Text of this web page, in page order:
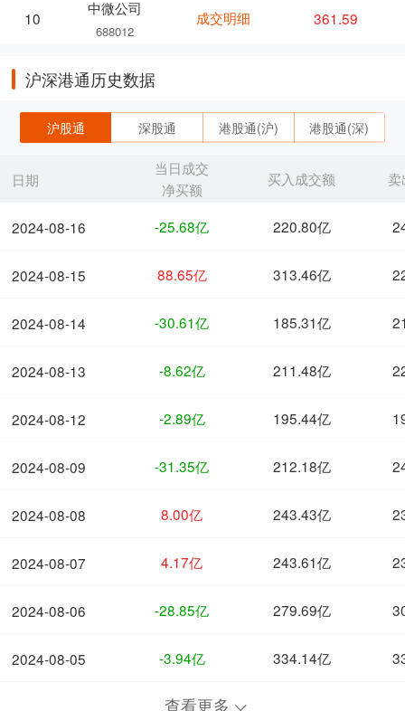
10
中微公司
688012
成交明细 361.59
沪深港通历史数据
沪股通 深股通 港股通(沪) 港股通(深)
日期
2024-08-16
2024-08-15
2024-08-14
2024-08-13
2024-08-12
2024-08-09
2024-08-08
2024-08-07
2024-08-06
2024-08-05
当日成交
净买额
买入成交额 卖
-25.68亿 220.80亿
88.65亿 313.46亿
-30.61亿 185.31亿
-8.62亿 211.48亿
-2.89亿 195.44亿
-31.35亿 212.18亿
8.00亿 243.43亿
4.17亿 243.61亿
-28.85亿 279.69亿
-3.94亿 334.14亿
查看更多